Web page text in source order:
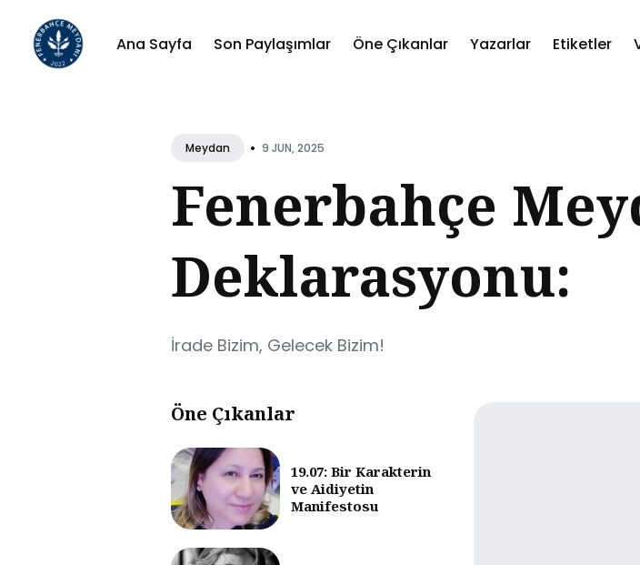
Ana Sayfa Son Paylaşımlar Öne Çıkanlar Yazarlar Etiketler
Meydan • 9 JUN, 2025
Fenerbahçe
Deklarasyonu:
İrade Bizim, Gelecek Bizim!
Öne Çıkanlar
19.07: Bir Karakterin
ve Aidiyetin
Manifestosu